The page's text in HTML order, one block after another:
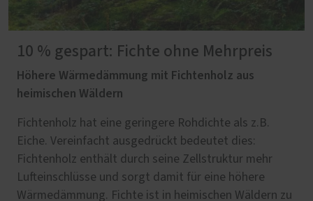
10 % gespart: Fichte ohne Mehrpreis
Höhere Wärmedämmung mit Fichtenholz aus
heimischen Wäldern
Fichtenholz hat eine geringere Rohdichte als z.B.
Eiche. Vereinfacht ausgedrückt bedeutet dies:
Fichtenholz enthält durch seine Zellstruktur mehr
Lufteinschlüsse und sorgt damit für eine höhere
Wärmedämmung. Fichte ist in heimischen Wäldern zu